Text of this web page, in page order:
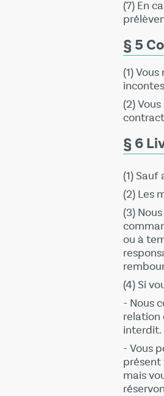
(7) En
§ 5
(1)
(2)
§ 6
(1)
(2) Les
(3)
ou à
(4) Si
- Nous
relation
interdit.
- Vous
présent
mais